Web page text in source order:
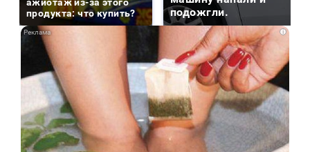
продукта: что купить?
подожгли.
i